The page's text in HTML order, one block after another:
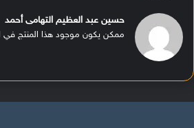
حسين عبد العظيم التهامى أحمد
ممكن يكون موجود هذا المنتج في